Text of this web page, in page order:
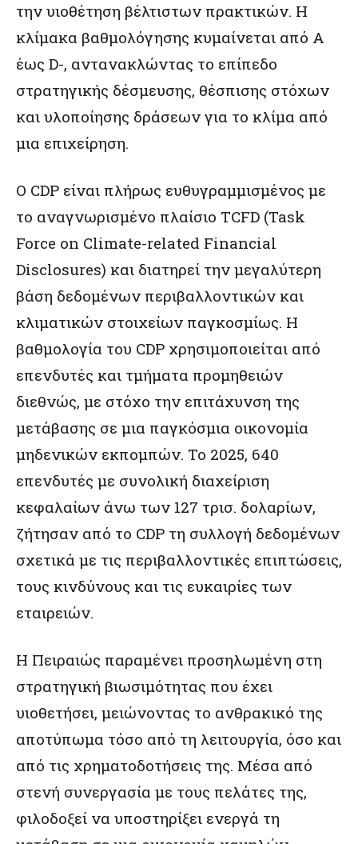
την υιοθέτηση βέλτιστων πρακτικών. Η
κλίμακα βαθμολόγησης κυμαίνεται από A
έως D-, αντανακλώντας το επίπεδο
στρατηγικής δέσμευσης, θέσπισης στόχων
και υλοποίησης δράσεων για το κλίμα από
μια επιχείρηση.
Ο CDP είναι πλήρως ευθυγραμμισμένος με
το αναγνωρισμένο πλαίσιο TCFD (Task
Force on Climate-related Financial
Disclosures) και διατηρεί την μεγαλύτερη
βάση δεδομένων περιβαλλοντικών και
κλιματικών στοιχείων παγκοσμίως. Η
βαθμολογία του CDP χρησιμοποιείται από
επενδυτές και τμήματα προμηθειών
διεθνώς, με στόχο την επιτάχυνση της
μετάβασης σε μια παγκόσμια οικονομία
μηδενικών εκπομπών. Το 2025, 640
επενδυτές με συνολική διαχείριση
κεφαλαίων άνω των 127 τρισ. δολαρίων,
ζήτησαν από το CDP τη συλλογή δεδομένων
σχετικά με τις περιβαλλοντικές επιπτώσεις,
τους κινδύνους και τις ευκαιρίες των
εταιρειών.
Η Πειραιώς παραμένει προσηλωμένη στη
στρατηγική βιωσιμότητας που έχει
υιοθετήσει, μειώνοντας το ανθρακικό της
αποτύπωμα τόσο από τη λειτουργία, όσο και
από τις χρηματοδοτήσεις της. Μέσα από
στενή συνεργασία με τους πελάτες της,
φιλοδοξεί να υποστηρίξει ενεργά τη